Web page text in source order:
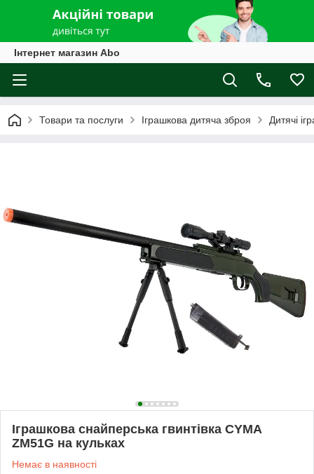
Інтернет магазин Abo
Товари та послуги Іграшкова дитяча зброя Дитячі
Іграшкова снайперська гвинтівка CYMA
ZM51G на кульках
Немає в наявності